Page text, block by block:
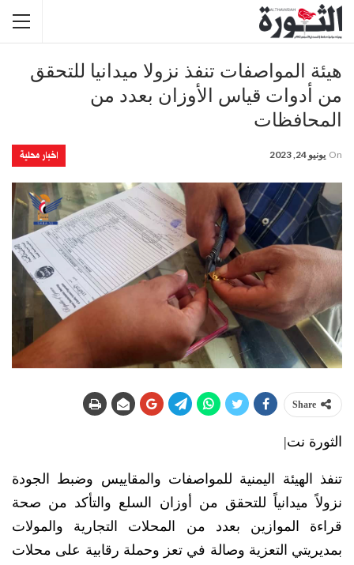
هيئة المواصفات تنفذ نزولا ميدانيا للتحقق
من أدوات قياس الأوزان بعدد من
المحافظات
اخبار محلية On يونيو 24, 2023
Share
الثورة نت|
تنفذ الهيئة اليمنية للمواصفات والمقاييس وضبط الجودة
نزولاً ميدانياً للتحقق من أوزان السلع والتأكد من صحة
قراءة الموازين بعدد من المحلات التجارية والمولات
بمديريتي التعزية وصالة في تعز وحملة رقابية على محلات